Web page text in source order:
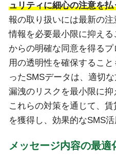
ュリティに細心の注意を
報の取り扱いには最新の
情報を必要最小限に抑え
からの明確な同意を得る
用の透明性を確保するこ
ったSMSデータは、適切
漏洩のリスクを最小限に抑
これらの対策を通じて、
を獲得し、効果的なSMS活
メッセージ内容の最適